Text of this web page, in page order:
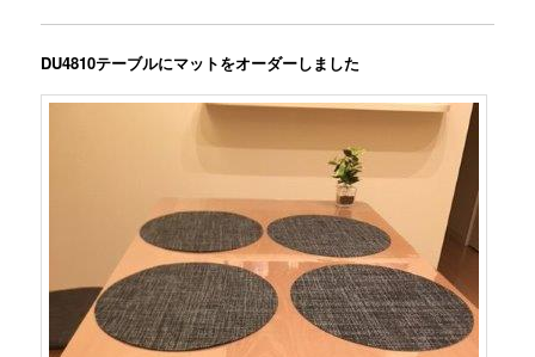
DU4810テーブルにマットをオーダーしました